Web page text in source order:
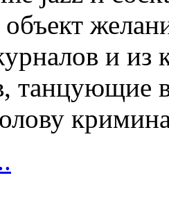
и из
танцующие